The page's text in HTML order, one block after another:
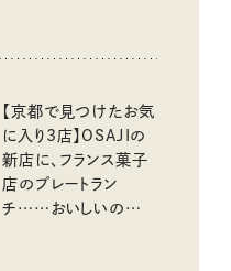
【京都で見つけたお気
に入り3店】OSAJIの
新店に、フランス菓子
店のプレートラン
チ……おいしいのんび